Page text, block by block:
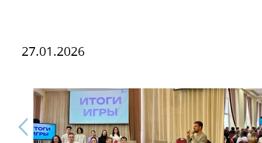
27.01.2026